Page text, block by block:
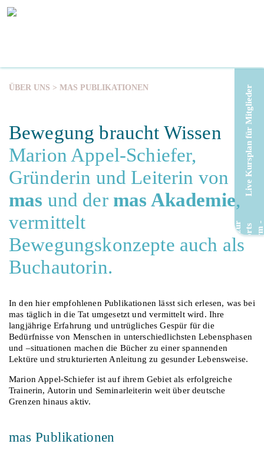
ÜBER UNS > MAS PUBLIKATIONEN
Bewegung braucht Wissen
Marion Appel-Schiefer,
Gründerin und Leiterin von
mas und der mas Akademie,
vermittelt
Bewegungskonzepte auch als
Buchautorin.
In den hier empfohlenen Publikationen lässt sich erlesen, was bei
mas täglich in die Tat umgesetzt und vermittelt wird. Ihre
langjährige Erfahrung und untrügliches Gespür für die
Bedürfnisse von Menschen in unterschiedlichsten Lebensphasen
und –situationen machen die Bücher zu einer spannenden
Lektüre und strukturierten Anleitung zu gesunder Lebensweise.
Marion Appel-Schiefer ist auf ihrem Gebiet als erfolgreiche
Trainerin, Autorin und Seminarleiterin weit über deutsche
Grenzen hinaus aktiv.
mas Publikationen
Live Kursplan für Mitglieder